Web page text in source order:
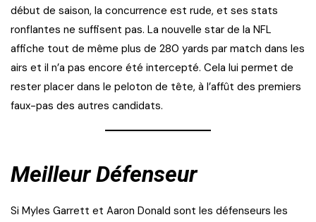
début de saison, la concurrence est rude, et ses stats
ronflantes ne suffisent pas. La nouvelle star de la NFL
affiche tout de même plus de 280 yards par match dans les
airs et il n’a pas encore été intercepté. Cela lui permet de
rester placer dans le peloton de tête, à l’affût des premiers
faux-pas des autres candidats.
Meilleur Défenseur
Si Myles Garrett et Aaron Donald sont les défenseurs les